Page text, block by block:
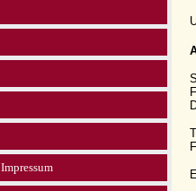
Impressum